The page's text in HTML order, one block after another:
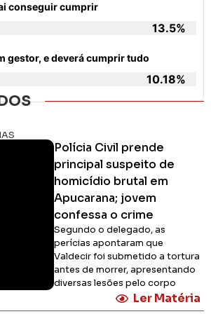
conseguir cumprir
13.5%
gestor, e deverá cumprir tudo
10.18%
Polícia Civil prende
principal suspeito de
homicídio brutal em
Apucarana; jovem
confessa o crime
Segundo o delegado, as
perícias apontaram que
Valdecir foi submetido a tortura
antes de morrer, apresentando
diversas lesões pelo corpo
Ler Matéria